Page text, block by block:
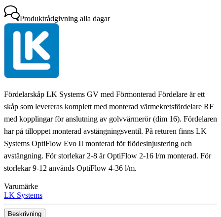
Produktrådgivning alla dagar
Fördelarskåp LK Systems GV med Förmonterad Fördelare är ett
skåp som levereras komplett med monterad värmekretsfördelare RF
med kopplingar för anslutning av golvvärmerör (dim 16). Fördelaren
har på tilloppet monterad avstängningsventil. På returen finns LK
Systems OptiFlow Evo II monterad för flödesinjustering och
avstängning. För storlekar 2-8 är OptiFlow 2-16 l/m monterad. För
storlekar 9-12 används OptiFlow 4-36 l/m.
Varumärke
LK Systems
Beskrivning